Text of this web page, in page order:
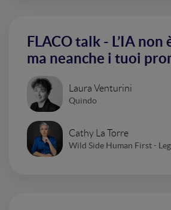
FLACO talk - L’IA non
ma neanche i tuoi
Laura Venturini
Quindo
Cathy La Torre
Wild Side Human First -